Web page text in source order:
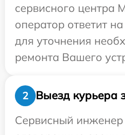
сервисного центра
оператор ответит
для уточнения
ремонта Вашего
2
Выезд курьера
Сервисный инженер